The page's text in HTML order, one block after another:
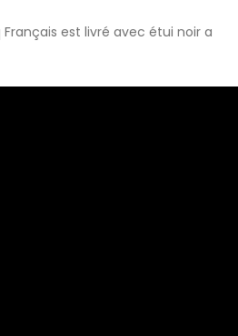
est livré avec étui noir a